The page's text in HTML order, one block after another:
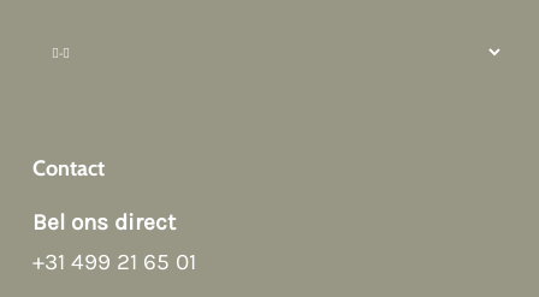
Contact
Bel ons direct
+31 499 21 65 01